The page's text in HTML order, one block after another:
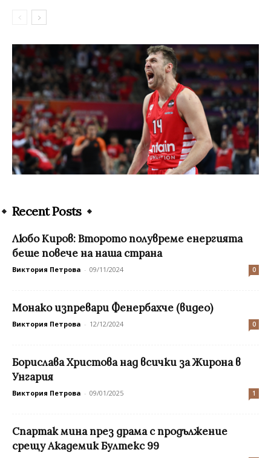
Recent Posts
Любо Киров: Второто полувреме енергията
беше повече на наша страна
Виктория Петрова - 09/11/2024 0
Монако изпревари Фенербахче (видео)
Виктория Петрова - 12/12/2024 0
Борислава Христова над всички за Жирона в
Унгария
Виктория Петрова - 09/01/2025 1
Спартак мина през драма с продължение
срещу Академик Бултекс 99